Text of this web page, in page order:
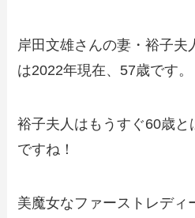
岸田文雄さんの妻・裕子夫
は2022年現在、57歳です。
裕子夫人はもうすぐ60歳と
ですね！
美魔女なファーストレディ